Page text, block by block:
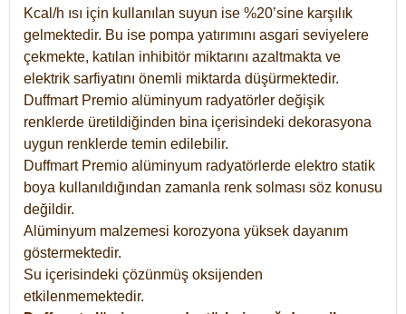
Kcal/h ısı için kullanılan suyun ise %20’sine karşılık
gelmektedir. Bu ise pompa yatırımını asgari seviyelere
çekmekte, katılan inhibitör miktarını azaltmakta ve
elektrik sarfiyatını önemli miktarda düşürmektedir.
Duffmart Premio alüminyum radyatörler değişik
renklerde üretildiğinden bina içerisindeki dekorasyona
uygun renklerde temin edilebilir.
Duffmart Premio alüminyum radyatörlerde elektro statik
boya kullanıldığından zamanla renk solması söz konusu
değildir.
Alüminyum malzemesi korozyona yüksek dayanım
göstermektedir.
Su içerisindeki çözünmüş oksijenden
etkilenmemektedir.